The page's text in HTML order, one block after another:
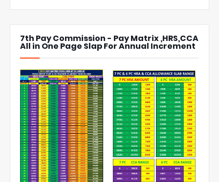
7th Pay Commission - Pay Matrix ,HRS,CCA
All in One Page Slap For Annual Increment